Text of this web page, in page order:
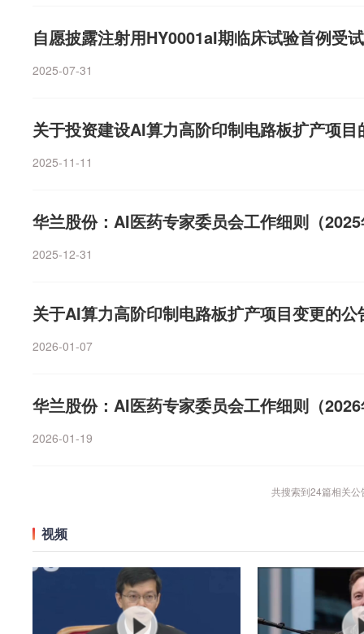
自愿披露注射用HY0001aI期临床试验首例受
2025-07-31
关于投资建设AI算力高阶印制电路板扩产项目
2025-11-11
华兰股份：AI医药专家委员会工作细则（
2025-12-31
关于AI算力高阶印制电路板扩产项目变更的公
2026-01-07
华兰股份：AI医药专家委员会工作细则（
2026-01-19
共搜索到24篇相关公
视频